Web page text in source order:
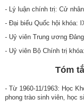
- Lý luận chính trị: Cử nhân
- Đại biểu Quốc hội khóa:
- Uỷ viên Trung ương
- Uỷ viên Bộ Chính trị
Tóm
- Từ 1960-11/1963: Học
phong trào sinh viên, học